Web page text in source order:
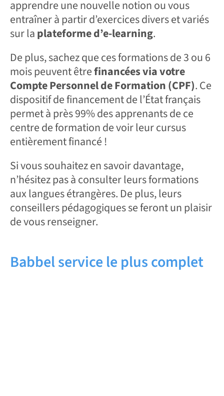
apprendre une nouvelle notion ou vous
entraîner à partir d’exercices divers et variés
sur laplateforme d’e-learning.
De plus, sachez que ces formations de 3 ou 6
mois peuvent êtrefinancées via votre
Compte Personnel de Formation (CPF). Ce
dispositif de financement de l’État français
permet à près 99% des apprenants de ce
centre de formation de voir leur cursus
entièrement financé !
Si vous souhaitez en savoir davantage,
n’hésitez pas à consulter leurs formations
aux langues étrangères. De plus, leurs
conseillers pédagogiques se feront un plaisir
de vous renseigner.
Babbel service le plus complet